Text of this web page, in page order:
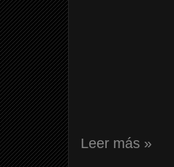
Leer más »